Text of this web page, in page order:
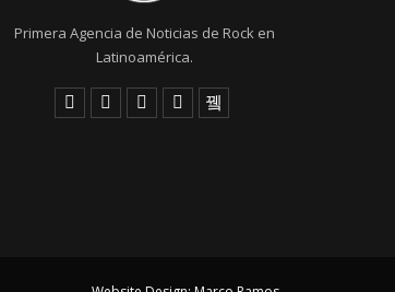
Primera Agencia de Noticias de Rock en
Latinoamérica.